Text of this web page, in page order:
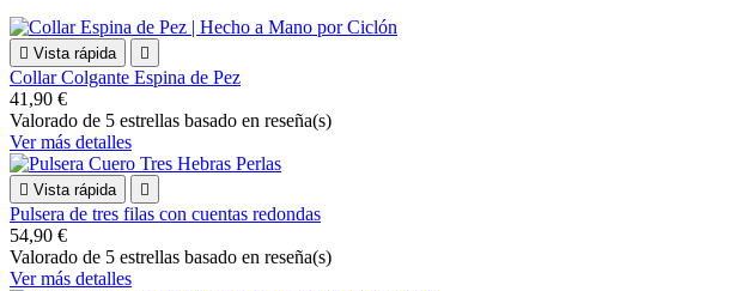
 Vista rápida 
Collar Colgante Espina de Pez
41,90 €
Valorado de 5 estrellas basado en reseña(s)
Ver más detalles
 Vista rápida 
Pulsera de tres filas con cuentas redondas
54,90 €
Valorado de 5 estrellas basado en reseña(s)
Ver más detalles